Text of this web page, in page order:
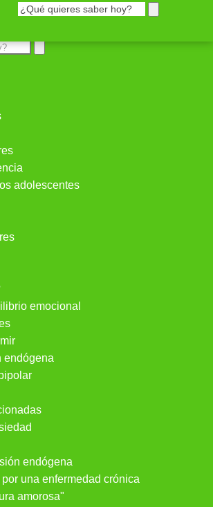
adolescentes
emocional
endógena
endógena
una enfermedad crónica
amorosa"